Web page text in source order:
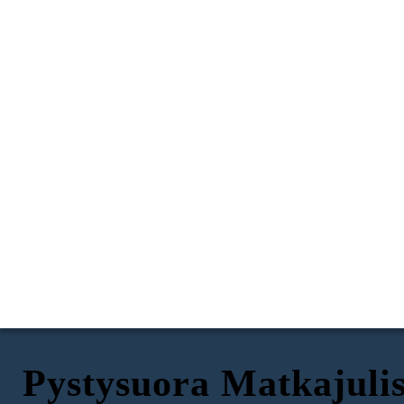
Pystysuora